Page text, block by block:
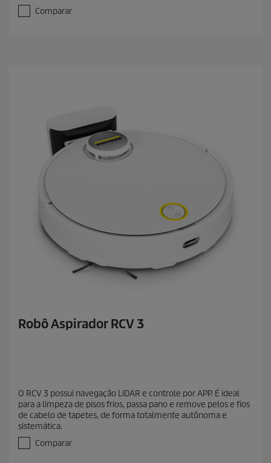
Comparar
Robô Aspirador RCV 3
O RCV 3 possui navegação LiDAR e controle por APP. É ideal
para a limpeza de pisos frios, passa pano e remove pelos e fios
de cabelo de tapetes, de forma totalmente autônoma e
sistemática.
Comparar